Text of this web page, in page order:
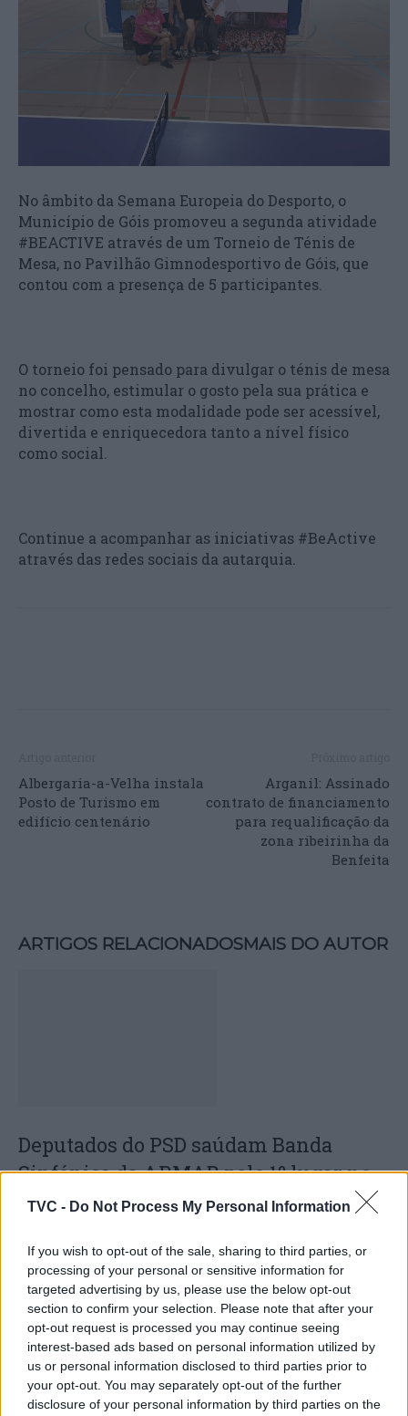
TVC - Do Not Process My Personal Information
If you wish to opt-out of the sale, sharing to third parties, or
processing of your personal or sensitive information for
targeted advertising by us, please use the below opt-out
section to confirm your selection. Please note that after your
opt-out request is processed you may continue seeing
interest-based ads based on personal information utilized by
us or personal information disclosed to third parties prior to
your opt-out. You may separately opt-out of the further
disclosure of your personal information by third parties on the
No âmbito da Semana Europeia do Desporto, o
Município de Góis promoveu a segunda atividade
#BEACTIVE através de um Torneio de Ténis de
Mesa, no Pavilhão Gimnodesportivo de Góis, que
contou com a presença de 5 participantes.
O torneio foi pensado para divulgar o ténis de mesa
no concelho, estimular o gosto pela sua prática e
mostrar como esta modalidade pode ser acessível,
divertida e enriquecedora tanto a nível físico
como social.
Continue a acompanhar as iniciativas #BeActive
através das redes sociais da autarquia.
Albergaria-a-Velha instala
Posto de Turismo em
edifício centenário
Arganil: Assinado
contrato de financiamento
para requalificação da
zona ribeirinha da
Benfeita
ARTIGOS RELACIONADOSMAIS DO AUTOR
Deputados do PSD saúdam Banda
Sinfónica da ARMAB pelo 1º lugar no
certame internacional de Valência
Capacita Jovem de Poiares aproxima